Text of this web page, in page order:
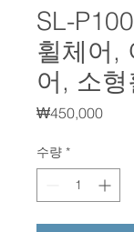
SL-
휠체어,
어, 소형
₩450,000가
수량 *